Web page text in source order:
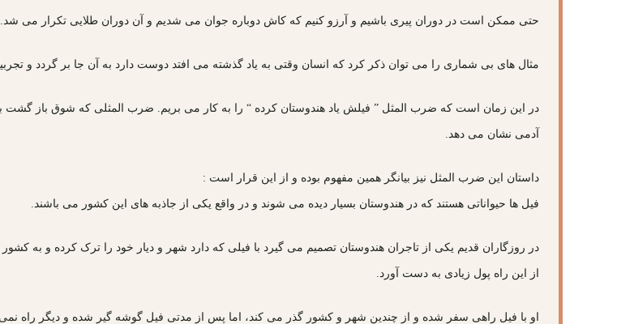
حتی ممکن است در دوران پیری باشیم و آرزو کنیم که کاش دوباره جوان می شدیم و آن دوران طلایی تکرار می شد.
مثال های بی شماری را می توان ذکر کرد که انسان وقتی به یاد گذشته می افتد دوست دارد به آن جا بر گردد و
در این زمان است که ضرب المثل ” فیلش یاد هندوستان کرده “ را به کار می بریم. ضرب المثلی که شوق باز گشت
آدمی نشان می دهد.
داستان این ضرب المثل نیز بیانگر همین مفهوم بوده و از این قرار است :
فیل ها حیواناتی هستند که در هندوستان بسیار دیده می شوند و در واقع یکی از جاذبه های این کشور می باشند.
در روزگاران قدیم یکی از تاجران هندوستان تصمیم می گیرد با فیلی که دارد شهر و دیار خود را ترک کرده و به
از این راه پول زیادی به دست آورد.
او با فیل راهی سفر شده و از چندین شهر و کشور گذر می کند، اما پس از مدتی فیل گوشه گیر شده و دیگر راه نمی